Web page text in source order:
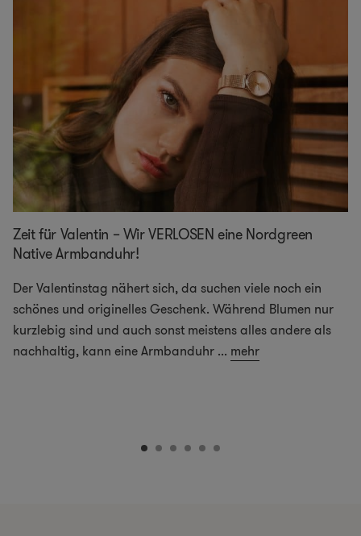
Zeit für Valentin – Wir VERLOSEN eine Nordgreen
Native Armbanduhr!
Der Valentinstag nähert sich, da suchen viele noch ein
schönes und originelles Geschenk. Während Blumen nur
kurzlebig sind und auch sonst meistens alles andere als
nachhaltig, kann eine Armbanduhr ... mehr